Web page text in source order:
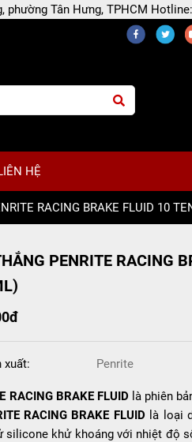
HỆ
RACING BRAKE FLUID 10
PENRITE RACING
xuất: Penrite
RACING BRAKE FLUIDlà phiên
RACING BRAKE FLUIDlà loại
silicone khử khoáng với nhiệt độ
Tân Hưng, TPHCM